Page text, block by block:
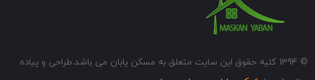
© 1394 کلیه حقوق این سایت متعلق به مسکن یابان می باشد.طراحی و پیاده